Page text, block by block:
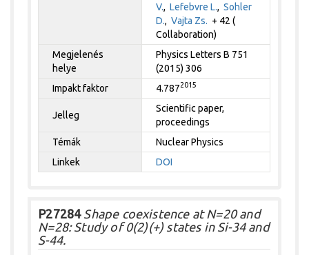
V.,Lefebvre L.,Sohler
D.,Vajta Zs. + 42 (
Collaboration)
Megjelenés
helye
Physics Letters B 751
(2015) 306
Impakt faktor
4.7872015
Jelleg
Scientific paper,
proceedings
Témák
Nuclear Physics
Linkek
DOI
P27284Shape coexistence at N=20 and
N=28: Study of 0(2)(+) states in Si-34 and
S-44.